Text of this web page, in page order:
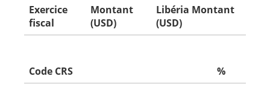
Exercice
fiscal
Montant
(USD)
Libéria Montant
(USD)
Code CRS
%